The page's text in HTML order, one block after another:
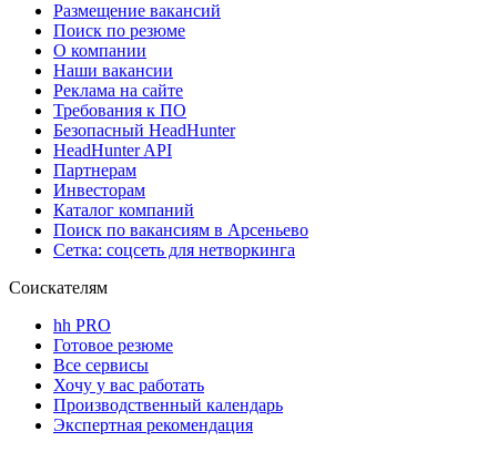
Размещение вакансий
Поиск по резюме
О компании
Наши вакансии
Реклама на сайте
Требования к ПО
Безопасный HeadHunter
HeadHunter API
Партнерам
Инвесторам
Каталог компаний
Поиск по вакансиям в Арсеньево
Сетка: соцсеть для нетворкинга
Соискателям
hh PRO
Готовое резюме
Все сервисы
Хочу у вас работать
Производственный календарь
Экспертная рекомендация